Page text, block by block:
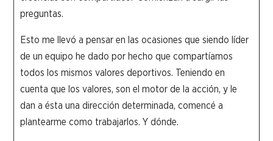
preguntas.
Esto me llevó a pensar en las ocasiones que siendo líder
de un equipo he dado por hecho que compartíamos
todos los mismos valores deportivos. Teniendo en
cuenta que los valores, son el motor de la acción, y le
dan a ésta una dirección determinada, comencé a
plantearme como trabajarlos. Y dónde.